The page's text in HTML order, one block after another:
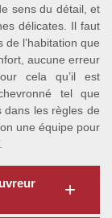
sens du détail, et
délicates. Il faut
de l’habitation que
aucune erreur
cela qu’il est
tel que
dans les règles de
une équipe pour